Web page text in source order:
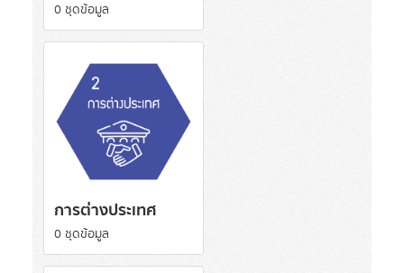
0 ชุดข้อมูล
การต่างประเทศ
0 ชุดข้อมูล